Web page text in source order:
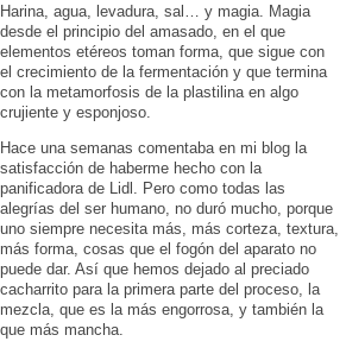
Harina, agua, levadura, sal… y magia. Magia
desde el principio del amasado, en el que
elementos etéreos toman forma, que sigue con
el crecimiento de la fermentación y que termina
con la metamorfosis de la plastilina en algo
crujiente y esponjoso.
Hace una semanas comentaba en mi blog la
satisfacción de haberme hecho con la
panificadora de Lidl. Pero como todas las
alegrías del ser humano, no duró mucho, porque
uno siempre necesita más, más corteza, textura,
más forma, cosas que el fogón del aparato no
puede dar. Así que hemos dejado al preciado
cacharrito para la primera parte del proceso, la
mezcla, que es la más engorrosa, y también la
que más mancha.